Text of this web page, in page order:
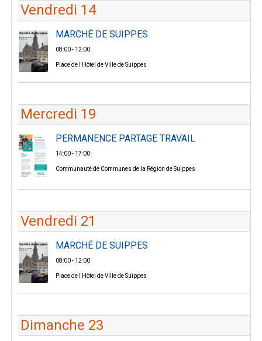
Vendredi 14
MARCHÉ DE SUIPPES
08:00 - 12:00
Place de l'Hôtel de Ville de Suippes
Mercredi 19
PERMANENCE PARTAGE TRAVAIL
14:00 - 17:00
Communauté de Communes de la Région de Suippes
Vendredi 21
MARCHÉ DE SUIPPES
08:00 - 12:00
Place de l'Hôtel de Ville de Suippes
Dimanche 23